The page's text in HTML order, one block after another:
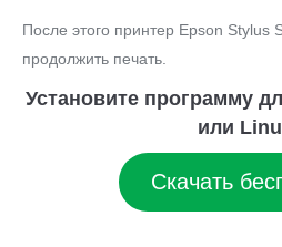
После этого принтер Epson Stylus
продолжить печать.
Установите программу
или
Скачать